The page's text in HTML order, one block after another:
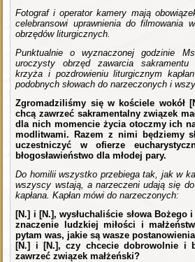
Fotograf i operator kamery mają
celebransowi uprawnienia do filmowania
obrzędów liturgicznych.
Punktualnie o wyznaczonej godzinie
uroczysty obrzęd zawarcia sakramentu
krzyża i pozdrowieniu liturgicznym
podobnych słowach do narzeczonych i
Zgromadziliśmy się w kościele wokół
chcą zawrzeć sakramentalny związek
dla nich momencie życia otoczmy ich
modlitwami. Razem z nimi będziemy
uczestniczyć w ofierze
błogosławieństwo dla młodej pary.
Do homilii wszystko przebiega tak, jak w
wszyscy wstają, a narzeczeni udają się
kapłana. Kapłan mówi do narzeczonych:
[N.] i [N.], wysłuchaliście słowa
znaczenie ludzkiej miłości i
pytam was, jakie są wasze
[N.] i [N.], czy chcecie dobrowolnie i
zawrzeć związek małżeński?